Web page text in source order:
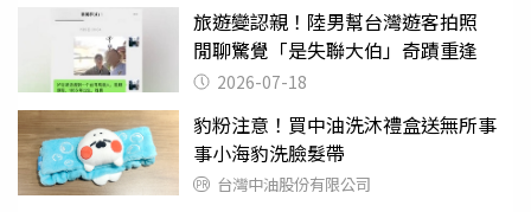
旅遊變認親！陸男幫台灣遊客拍照
閒聊驚覺「是失聯大伯」奇蹟重逢
2026-07-18
豹粉注意！買中油洗沐禮盒送無所事
事小海豹洗臉髮帶
台灣中油股份有限公司